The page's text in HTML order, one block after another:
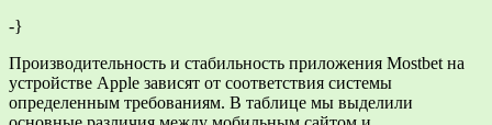
-}
Производительность и стабильность приложения Mostbet на
устройстве Apple зависят от соответствия системы
определенным требованиям. В таблице мы выделили